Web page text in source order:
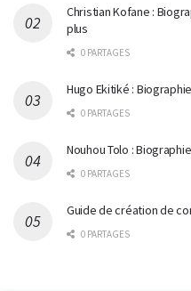
Christian Kofane :
plus
0 PARTAGES
Hugo Ekitiké :
0 PARTAGES
Nouhou Tolo :
0 PARTAGES
Guide de création de
0 PARTAGES